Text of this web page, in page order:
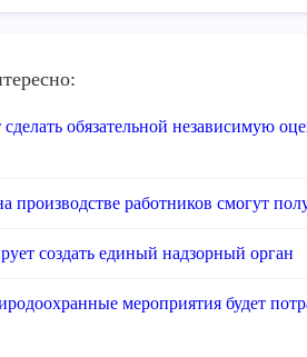
обязательной независимую
производстве работников смогут
создать единый надзорный орган
мероприятия будет